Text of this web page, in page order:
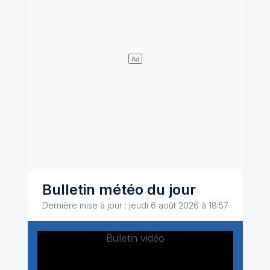
Bulletin météo du jour
Dernière mise à jour : jeudi 6 août 2026 à 18:57
Bulletin vidéo